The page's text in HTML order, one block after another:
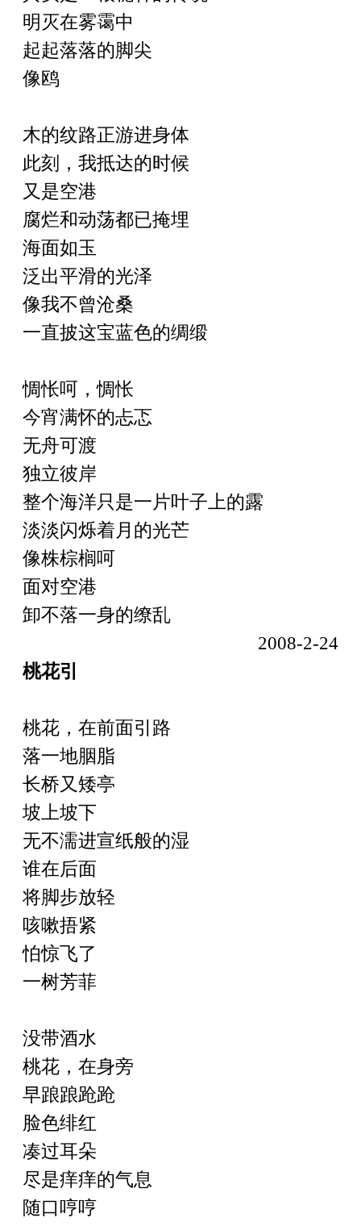
明灭在雾霭中
起起落落的脚尖
像鸥
木的纹路正游进身体
此刻，我抵达的时候
又是空港
腐烂和动荡都已掩埋
海面如玉
泛出平滑的光泽
像我不曾沧桑
一直披这宝蓝色的绸缎
惆怅呵，惆怅
今宵满怀的忐忑
无舟可渡
独立彼岸
整个海洋只是一片叶子上的露
淡淡闪烁着月的光芒
像株棕榈呵
面对空港
卸不落一身的缭乱
2008-2-24
桃花引
桃花，在前面引路
落一地胭脂
长桥又矮亭
坡上坡下
无不濡进宣纸般的湿
谁在后面
将脚步放轻
咳嗽捂紧
怕惊飞了
一树芳菲
没带酒水
桃花，在身旁
早踉踉跄跄
脸色绯红
凑过耳朵
尽是痒痒的气息
随口哼哼